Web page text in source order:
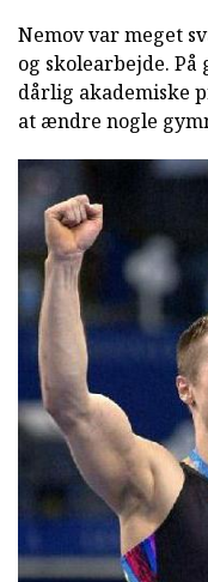
Nemov var meget
og skolearbejde.
dårlig akademiske
at ændre nogle